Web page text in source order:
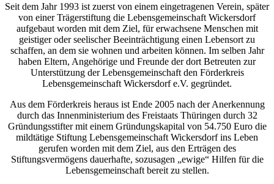
Seit dem Jahr 1993 ist zuerst von einem eingetragenen Verein, später
von einer Trägerstiftung die Lebensgemeinschaft Wickersdorf
aufgebaut worden mit dem Ziel, für erwachsene Menschen mit
geistiger oder seelischer Beeinträchtigung einen Lebensort zu
schaffen, an dem sie wohnen und arbeiten können. Im selben Jahr
haben Eltern, Angehörige und Freunde der dort Betreuten zur
Unterstützung der Lebensgemeinschaft den Förderkreis
Lebensgemeinschaft Wickersdorf e.V. gegründet.
Aus dem Förderkreis heraus ist Ende 2005 nach der Anerkennung
durch das Innenministerium des Freistaats Thüringen durch 32
Gründungsstifter mit einem Gründungskapital von 54.750 Euro die
mildtätige Stiftung Lebensgemeinschaft Wickersdorf ins Leben
gerufen worden mit dem Ziel, aus den Erträgen des
Stiftungsvermögens dauerhafte, sozusagen „ewige“ Hilfen für die
Lebensgemeinschaft bereit zu stellen.